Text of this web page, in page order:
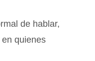
de hablar,
quienes